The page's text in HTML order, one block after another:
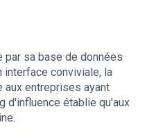
par sa base de données
conviviale, la
aux entreprises ayant
d'influence établie qu'aux